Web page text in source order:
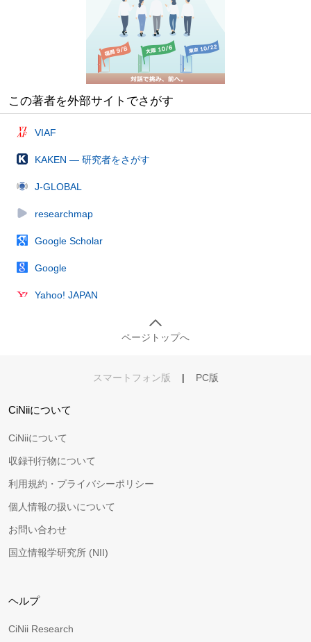
この著者を外部サイトでさがす
VIAF
KAKEN — 研究者をさがす
J-GLOBAL
researchmap
Google Scholar
Google
Yahoo! JAPAN
ページトップへ
スマートフォン版 | PC版
CiNiiについて
CiNiiについて
収録刊行物について
利用規約・プライバシーポリシー
個人情報の扱いについて
お問い合わせ
国立情報学研究所 (NII)
ヘルプ
CiNii Research